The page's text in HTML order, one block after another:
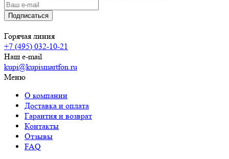
Горячая линия
+7 (495) 032-10-21
Наш e-mail
kupi@kupismartfon.ru
Меню
О компании
Доставка и оплата
Гарантия и возврат
Контакты
Отзывы
FAQ